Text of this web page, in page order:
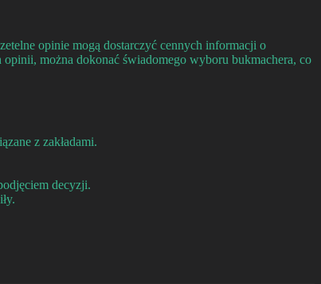
opinie mogą dostarczyć cennych informacji o
można dokonać świadomego wyboru bukmachera, co
z zakładami.
decyzji.